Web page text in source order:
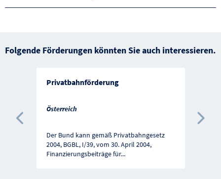
Folgende Förderungen könnten Sie auch interessieren.
Privatbahnförderung
Österreich
Der Bund kann gemäß Privatbahngesetz
2004, BGBL, I/39, vom 30. April 2004,
Finanzierungsbeiträge für...
Vorherige Förderung